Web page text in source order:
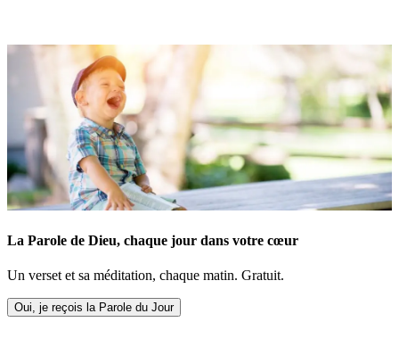
La Parole de Dieu, chaque jour dans votre cœur
Un verset et sa méditation, chaque matin. Gratuit.
Oui, je reçois la Parole du Jour